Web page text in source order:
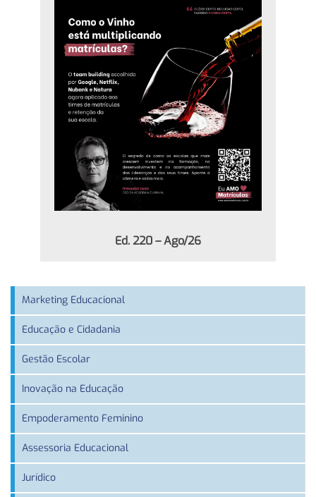
Ed. 220 – Ago/26
Marketing Educacional
Educação e Cidadania
Gestão Escolar
Inovação na Educação
Empoderamento Feminino
Assessoria Educacional
Jurídico